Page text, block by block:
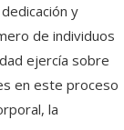
y
de individuos
ejercía sobre
en este proceso
la